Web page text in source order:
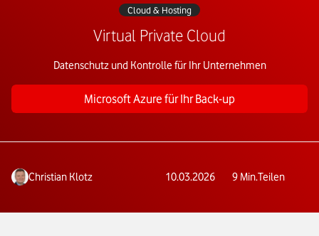
Cloud & Hosting
Virtual Private Cloud
Datenschutz und Kontrolle für Ihr Unternehmen
Microsoft Azure für Ihr Back-up
Christian Klotz 10.03.2026 9 Min.Teilen